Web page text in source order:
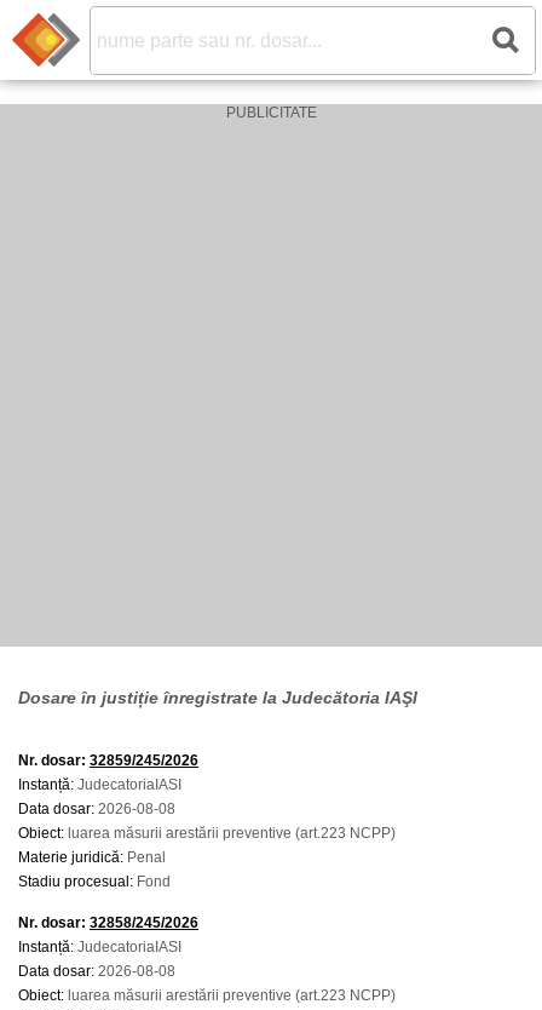
Dosare în justiție înregistrate la Judecătoria IAŞI
Nr. dosar: 32859/245/2026
Instanță: JudecatoriaIASI
Data dosar: 2026-08-08
Obiect: luarea măsurii arestării preventive (art.223 NCPP)
Materie juridică: Penal
Stadiu procesual: Fond
Nr. dosar: 32858/245/2026
Instanță: JudecatoriaIASI
Data dosar: 2026-08-08
Obiect: luarea măsurii arestării preventive (art.223 NCPP)